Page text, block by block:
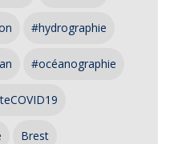
#hydrographie
#océanographie
Brest